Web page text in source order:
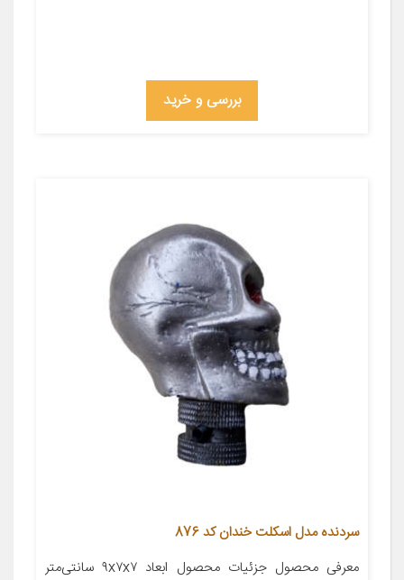
بررسی و خرید
سردنده مدل اسکلت خندان کد 876
معرفی محصول جزئیات محصول ابعاد ۹x۷x۷ سانتی‌متر